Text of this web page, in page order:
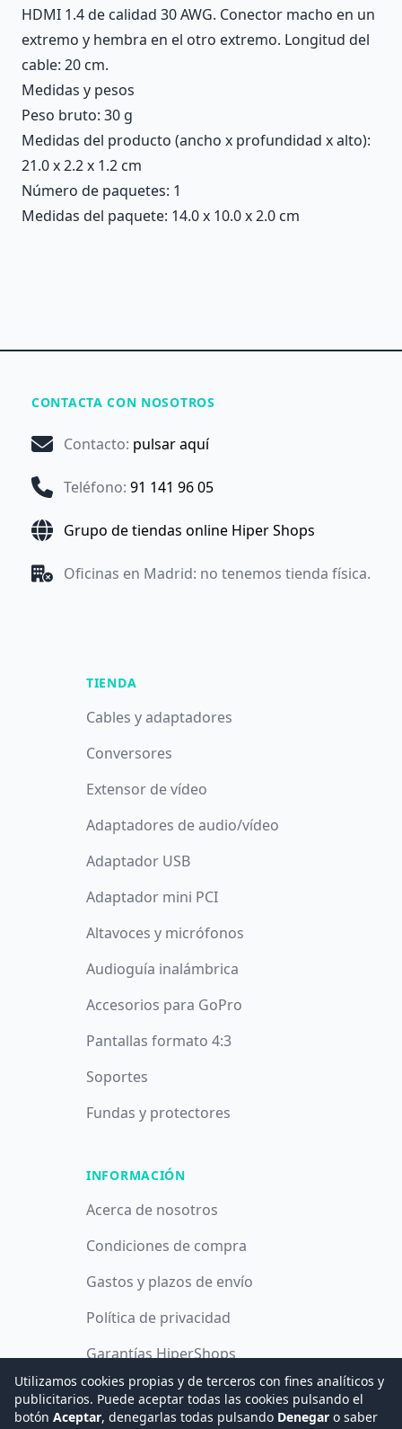
HDMI 1.4 de calidad 30 AWG. Conector macho en un
extremo y hembra en el otro extremo. Longitud del
cable: 20 cm.
Medidas y pesos
Peso bruto: 30 g
Medidas del producto (ancho x profundidad x alto):
21.0 x 2.2 x 1.2 cm
Número de paquetes: 1
Medidas del paquete: 14.0 x 10.0 x 2.0 cm
CONTACTA CON NOSOTROS
Contacto: pulsar aquí
Teléfono: 91 141 96 05
Grupo de tiendas online Hiper Shops
Oficinas en Madrid: no tenemos tienda física.
TIENDA
Cables y adaptadores
Conversores
Extensor de vídeo
Adaptadores de audio/vídeo
Adaptador USB
Adaptador mini PCI
Altavoces y micrófonos
Audioguía inalámbrica
Accesorios para GoPro
Pantallas formato 4:3
Soportes
Fundas y protectores
INFORMACIÓN
Acerca de nosotros
Condiciones de compra
Gastos y plazos de envío
Política de privacidad
Garantías HiperShops
Política de cookies
Utilizamos cookies propias y de terceros con fines analíticos y
publicitarios. Puede aceptar todas las cookies pulsando el
botón Aceptar, denegarlas todas pulsando Denegar o saber